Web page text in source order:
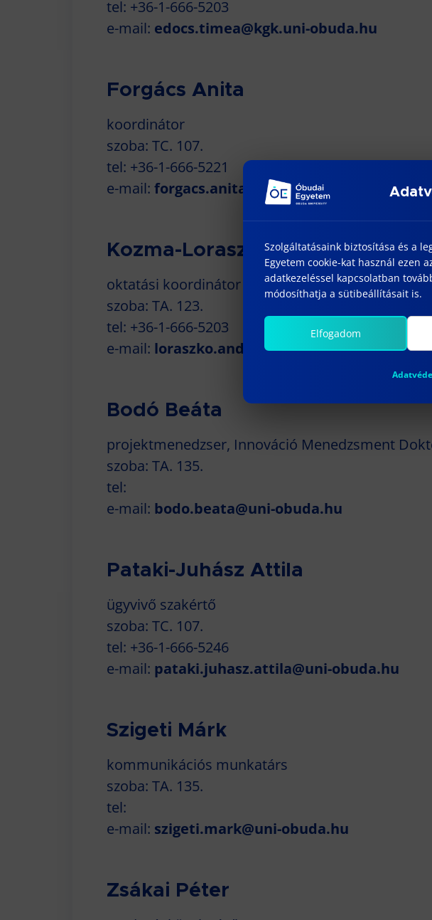
tel: +36-1-666-5203
e-mail: edocs.timea@kgk.uni-obuda.hu
Forgács Anita
koordinátor
szoba: TC. 107.
tel: +36-1-666-5221
e-mail: forgacs.anita@uni-obuda.hu
Kozma-Loraszkó Andrea
oktatási koordinátor
szoba: TA. 123.
tel: +36-1-666-5203
e-mail: loraszko.andrea@kgk.uni-obuda.hu
Bodó Beáta
projektmenedzser, Innováció Menedzsment
szoba: TA. 135.
tel:
e-mail: bodo.beata@uni-obuda.hu
Pataki-Juhász Attila
ügyvivő szakértő
szoba: TC. 107.
tel: +36-1-666-5246
e-mail: pataki.juhasz.attila@uni-obuda.hu
Szigeti Márk
kommunikációs munkatárs
szoba: TA. 135.
tel:
e-mail: szigeti.mark@uni-obuda.hu
Zsákai Péter
Szolgáltatásaink biztosítása és a
Egyetem cookie-kat használ ezen
adatkezeléssel kapcsolatban
módosíthatja a sütibeállításait is.
Elfogadom